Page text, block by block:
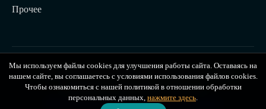
Прочее
© 2022-2026 Издательство Арктики Лёд. Все права
защищены. Издательство Arctic Ice
Публичная оферта|Политика конфиденциальности
Мы используем файлы cookies для улучшения работы сайта. Оставаясь на
нашем сайте, вы соглашаетесь с условиями использования файлов cookies.
Чтобы ознакомиться с нашей политикой в отношении обработки
персональных данных, нажмите здесь.